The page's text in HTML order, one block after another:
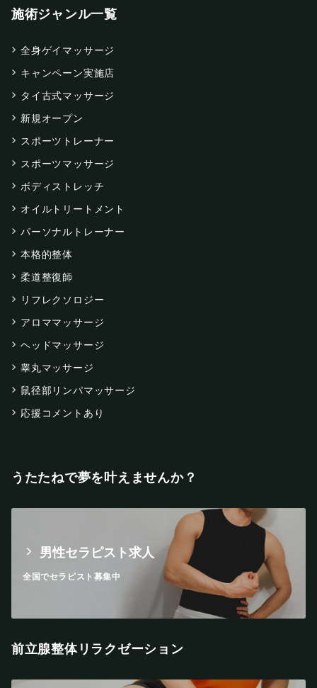
施術ジャンル一覧
全身ゲイマッサージ
キャンペーン実施店
タイ古式マッサージ
新規オープン
スポーツトレーナー
スポーツマッサージ
ボディストレッチ
オイルトリートメント
パーソナルトレーナー
本格的整体
柔道整復師
リフレクソロジー
アロママッサージ
ヘッドマッサージ
睾丸マッサージ
鼠径部リンパマッサージ
応援コメントあり
うたたねで夢を叶えませんか？
男性セラピスト求人
全国でセラピスト募集中
前立腺整体リラクゼーション